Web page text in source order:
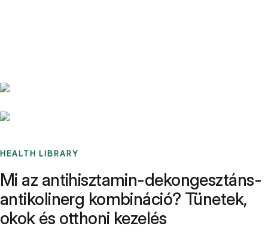
HEALTH LIBRARY
Mi az antihisztamin-dekongesztáns-
antikolinerg kombináció? Tünetek,
okok és otthoni kezelés